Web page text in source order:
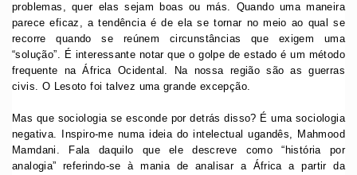
problemas, quer elas sejam boas ou más. Quando uma maneira
parece eficaz, a tendência é de ela se tornar no meio ao qual se
recorre quando se reúnem circunstâncias que exigem uma
“solução”. É interessante notar que o golpe de estado é um método
frequente na África Ocidental. Na nossa região são as guerras
civis. O Lesoto foi talvez uma grande excepção.
Mas que sociologia se esconde por detrás disso? É uma sociologia
negativa. Inspiro-me numa ideia do intelectual ugandês, Mahmood
Mamdani. Fala daquilo que ele descreve como “história por
analogia” referindo-se à mania de analisar a África a partir da